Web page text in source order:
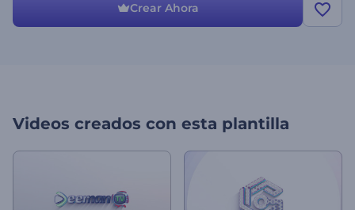
Crear Ahora
Videos creados con esta plantilla